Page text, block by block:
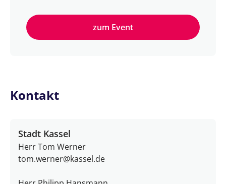
zum Event
Kontakt
Stadt Kassel
Herr Tom Werner
tom.werner@kassel.de